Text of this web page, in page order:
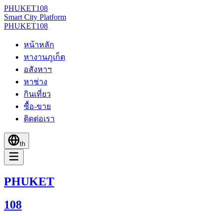
PHUKET108
Smart City Platform
PHUKET108
หน้าหลัก
หางานภูเก็ต
อสังหาฯ
หาช่าง
กินเที่ยว
ซื้อ-ขาย
ติดต่อเรา
th
PHUKET
108